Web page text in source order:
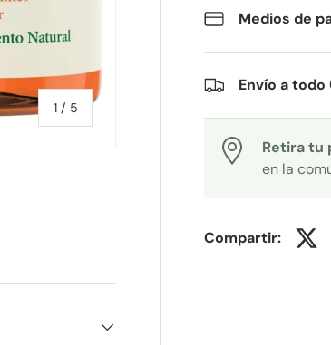
1 / de
5
Medios de
Envío a todo
Retira tu
en la
Compartir: